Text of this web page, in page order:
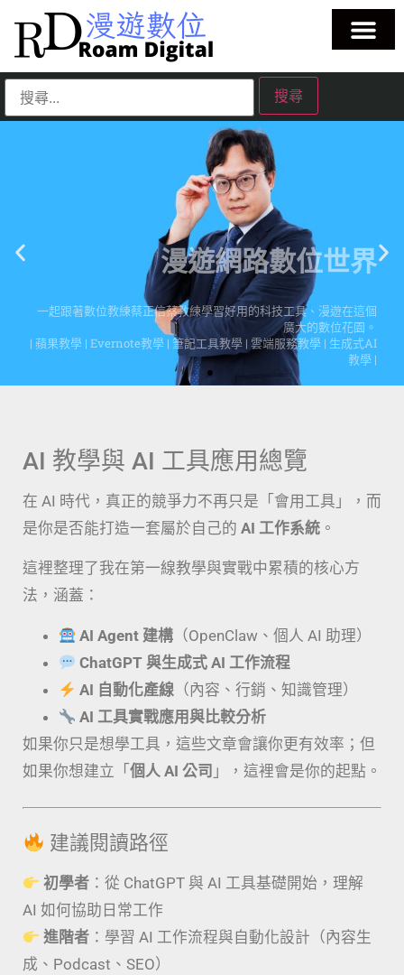
漫遊網路數位世界
一起跟著數位教練蔡正信蔡教練學習好用的科技工具、漫遊在這個
廣大的數位花園。
| 蘋果教學 | Evernote教學 | 筆記工具教學 | 雲端服務教學 | 生成式AI
教學 |
點擊這裡
AI 教學與 AI 工具應用總覽
在 AI 時代，真正的競爭力不再只是「會用工具」，而
是你是否能打造一套屬於自己的 AI 工作系統 。
這裡整理了我在第一線教學與實戰中累積的核心方
法，涵蓋：
AI Agent 建構 （OpenClaw、個人 AI 助理）
ChatGPT 與生成式 AI 工作流程
AI 自動化產線 （內容、行銷、知識管理）
AI 工具實戰應用與比較分析
如果你只是想學工具，這些文章會讓你更有效率；但
如果你想建立「 個人 AI 公司 」，這裡會是你的起點。
建議閱讀路徑
初學者 ：從 ChatGPT 與 AI 工具基礎開始，理解
AI 如何協助日常工作
進階者 ：學習 AI 工作流程與自動化設計（內容生
成、Podcast、SEO）